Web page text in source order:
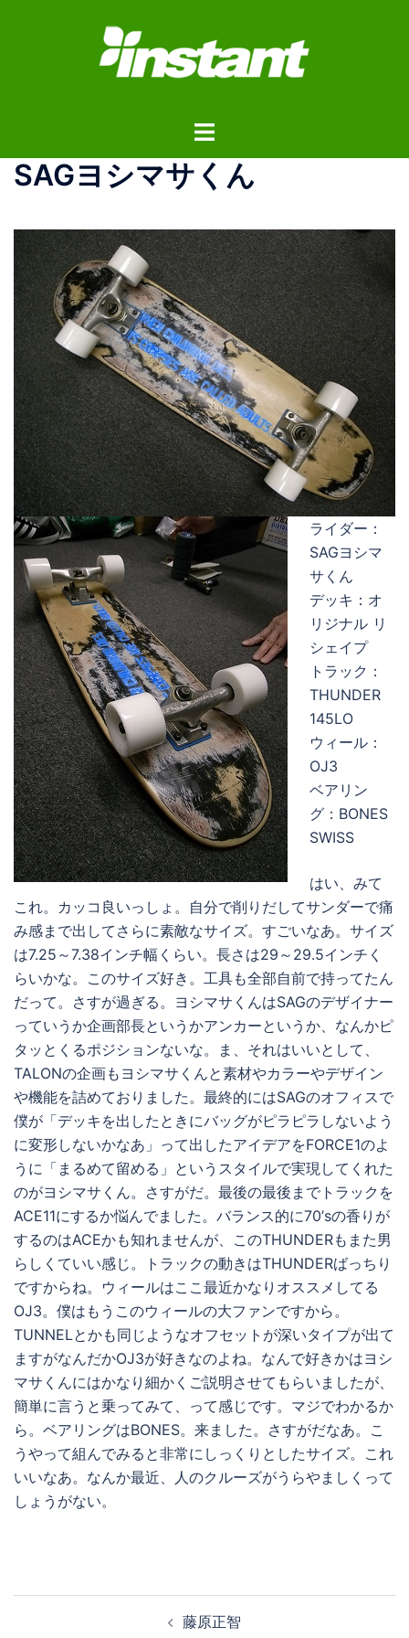
ス
ト
ル
ュ
ー
SAGヨシマサくん
ライダー：
SAGヨシマ
サくん
デッキ：オ
リジナル リ
シェイプ
トラック：
THUNDER
145LO
ウィール：
OJ3
ベアリン
グ：BONES
SWISS
はい、みて
これ。カッコ良いっしょ。自分で削りだしてサンダーで痛
み感まで出してさらに素敵なサイズ。すごいなあ。サイズ
は7.25～7.38インチ幅くらい。長さは29～29.5インチく
らいかな。このサイズ好き。工具も全部自前で持ってたん
だって。さすが過ぎる。ヨシマサくんはSAGのデザイナー
っていうか企画部長というかアンカーというか、なんかピ
タッとくるポジションないな。ま、それはいいとして、
TALONの企画もヨシマサくんと素材やカラーやデザイン
や機能を詰めておりました。最終的にはSAGのオフィスで
僕が「デッキを出したときにバッグがピラピラしないよう
に変形しないかなあ」って出したアイデアをFORCE1のよ
うに「まるめて留める」というスタイルで実現してくれた
のがヨシマサくん。さすがだ。最後の最後までトラックを
ACE11にするか悩んでました。バランス的に70’sの香りが
するのはACEかも知れませんが、このTHUNDERもまた男
らしくていい感じ。トラックの動きはTHUNDERばっちり
ですからね。ウィールはここ最近かなりオススメしてる
OJ3。僕はもうこのウィールの大ファンですから。
TUNNELとかも同じようなオフセットが深いタイプが出て
ますがなんだかOJ3が好きなのよね。なんで好きかはヨシ
マサくんにはかなり細かくご説明させてもらいましたが、
簡単に言うと乗ってみて、って感じです。マジでわかるか
ら。ベアリングはBONES。来ました。さすがだなあ。こ
うやって組んでみると非常にしっくりとしたサイズ。これ
いいなあ。なんか最近、人のクルーズがうらやましくって
しょうがない。
藤原正智